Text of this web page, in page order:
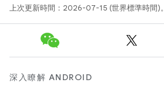
上次更新時間：2026-07-15 (世界標準時間)。
深入瞭解 ANDROID